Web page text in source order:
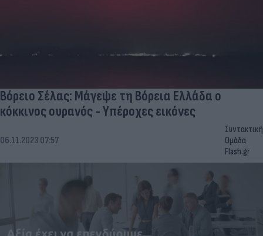
Βόρειο Σέλας: Μάγεψε τη Βόρεια Ελλάδα ο
κόκκινος ουρανός - Υπέροχες εικόνες
06.11.2023 07:57
Συντακτική
Ομάδα
Flash.gr